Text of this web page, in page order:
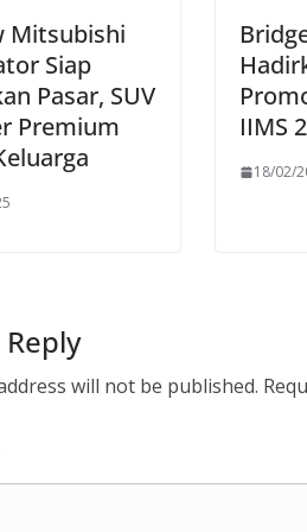
Mitsubishi
Siap
Pasar, SUV
Premium
IIMS
18/02/
will not be published.